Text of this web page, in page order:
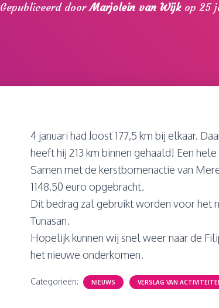
Gepubliceerd doorMarjolein van Wijkop25
4 januari had Joost 177,5 km bij elkaar.
heeft hij 213 km binnen gehaald! Een
Samen met de kerstbomenactie van
1148,50 euro opgebracht.
Dit bedrag zal gebruikt worden voor het
Tunasan.
Hopelijk kunnen wij snel weer naar de
het nieuwe onderkomen.
Categorieën: NIEUWS VERSLAG VAN